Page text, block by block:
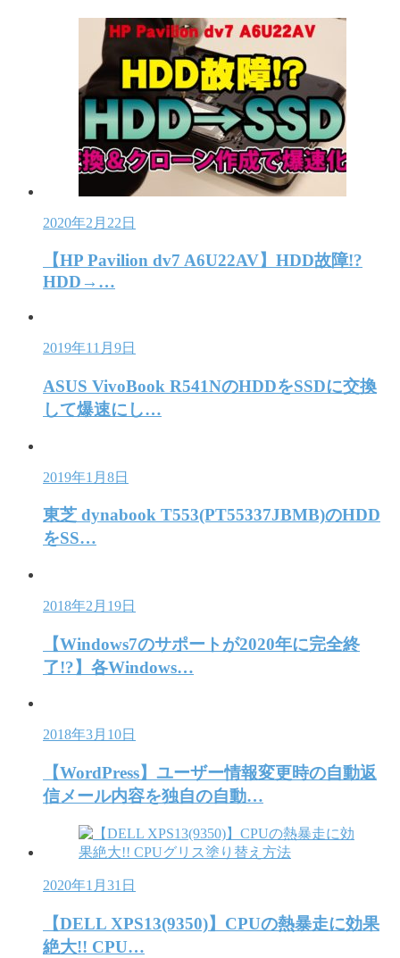
2020年2月22日
【HP Pavilion dv7 A6U22AV】HDD故障!?
HDD→…
2019年11月9日
ASUS VivoBook R541NのHDDをSSDに交換
して爆速にし…
2019年1月8日
東芝 dynabook T553(PT55337JBMB)のHDD
をSS…
2018年2月19日
【Windows7のサポートが2020年に完全終
了!?】各Windows…
2018年3月10日
【WordPress】ユーザー情報変更時の自動返
信メール内容を独自の自動…
2020年1月31日
【DELL XPS13(9350)】CPUの熱暴走に効果
絶大!! CPU…